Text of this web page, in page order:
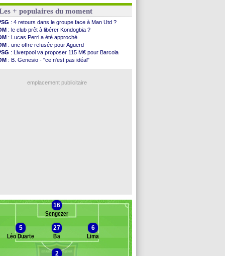
Amical: Lille s'impose à Hambourg
Lens: Ganiou prolongé jusqu'en 2030 (officiel)
OM: le PSG, les précisions de Benatia
Amical: Paris SG-Man Utd, les compos
Amical: Chelsea corrige l'AC Milan
Argentine : Messi perd son papa
Amical: l'Inter s'offre la Juventus
Atletico: Almada rejoint River Plate (off.)
Monaco : Camara a la cote en Angleterre
: ça négocie avec le Barça pour Torres
+ populaires du moment
: 4 retours dans le groupe face à Man Utd ?
: le club prêt à libérer Kondogbia ?
: Lucas Perri a été approché
: une offre refusée pour Aguerd
: Liverpool va proposer 115 M€ pour Barcola
: B. Genesio - "ce n'est pas idéal"
emplacement publicitaire
16
Sengezer
5
Léo Duarte
27
Ba
6
Lima
2